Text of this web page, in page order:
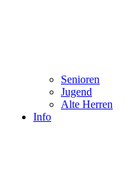
Senioren
Jugend
Alte Herren
Info